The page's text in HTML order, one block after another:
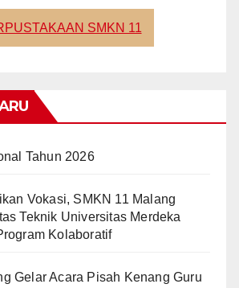
SMKN 11
Tahun 2026
Vokasi, SMKN 11 Malang
Teknik Universitas Merdeka
Kolaboratif
Gelar Acara Pisah Kenang Guru